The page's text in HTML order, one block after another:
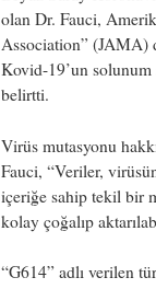
olan Dr. Fauci,
Association” (JAMA)
Kovid-19’un solunum
belirtti.
Virüs mutasyonu
Fauci, “Veriler,
içeriğe sahip tekil bir
kolay çoğalıp
“G614” adlı verilen